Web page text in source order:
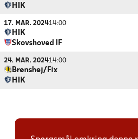
HIK
17. MAR. 202414:00
HIK
Skovshoved IF
24. MAR. 202414:00
Brønshøj/Fix
HIK